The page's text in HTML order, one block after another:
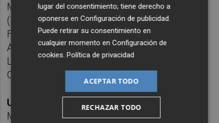
Marc Jurado, Rubén Serrano, Imanol Baz
(Edgar Alcañiz, m.66), Nacho Martínez; Álex
Fidalgo, Pablo Larrea (De Blasis, m.55),
Ander Martín (Chiki, m.46), Kevin Sánchez;
Luismi (Diego Gómez, m.66) y Alfredo
Ortuño (Chuca, m.82).
Unión Deportiva Ibiza, 4:Ramón Juan; Unai
Medina, Monjonell (Nacho González, m.27),
lugar del consentimiento; tiene derecho a
oponerse enConfiguración de publicidad.
Puede retirar su consentimiento en
cualquier momento enConfiguración de
cookies.Política de privacidad
ACEPTAR TODO
RECHAZAR TODO